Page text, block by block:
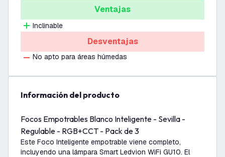
Ventajas
Inclinable
Desventajas
No apto para áreas húmedas
información del producto
Focos Empotrables Blanco Inteligente - Sevilla -
Regulable - RGB+CCT - Pack de 3
Este Foco Inteligente empotrable viene completo,
incluyendo una lámpara Smart Ledvion WiFi GU10. El